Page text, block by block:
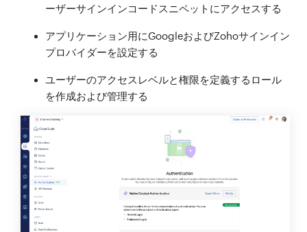
ーザーサインインコードスニペットにアクセスする
アプリケーション用にGoogleおよびZohoサインイン
プロバイダーを設定する
ユーザーのアクセスレベルと権限を定義するロール
を作成および管理する